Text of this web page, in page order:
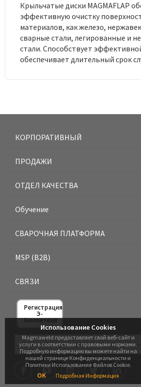
Крыльчатые диски MAGMAFLAP
эффективную очистку
материалов, как железо,
сварные стали, легированные и
стали. Способствует
обеспечивает длительный срок
КОРПОРАТИВНЫЙ
ПРОДАЖИ
ОТДЕЛ КАЧЕСТВА
Обучение
СВАРОЧНАЯ ПЛАТФОРМА
MSP (B2B)
СВЯЗИ
Регистрация
Э-
Бюллетеня
Использование Cookies
Magmaweld предоставляет свой веб-сайт и
услуги в соответствии с правовыми нормами.
Подробную информацию вы можете найти на
нашей странице Конфиденциальности и
Политики Использования Файлов Cookie.
OK Подробная Информация